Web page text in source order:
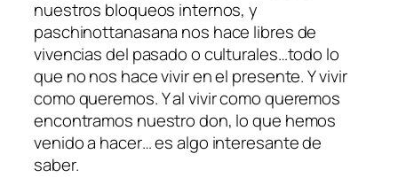
nuestros bloqueos internos, y
paschinottanasana nos hace libres de
vivencias del pasado o culturales…todo lo
que no nos hace vivir en el presente. Y vivir
como queremos. Y al vivir como queremos
encontramos nuestro don, lo que hemos
venido a hacer… es algo interesante de
saber.